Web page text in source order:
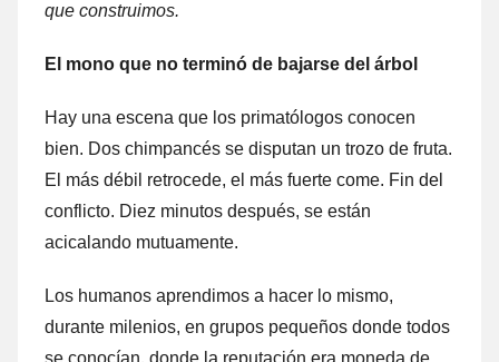
que construimos.
El mono que no terminó de bajarse del árbol
Hay una escena que los primatólogos conocen
bien. Dos chimpancés se disputan un trozo de fruta.
El más débil retrocede, el más fuerte come. Fin del
conflicto. Diez minutos después, se están
acicalando mutuamente.
Los humanos aprendimos a hacer lo mismo,
durante milenios, en grupos pequeños donde todos